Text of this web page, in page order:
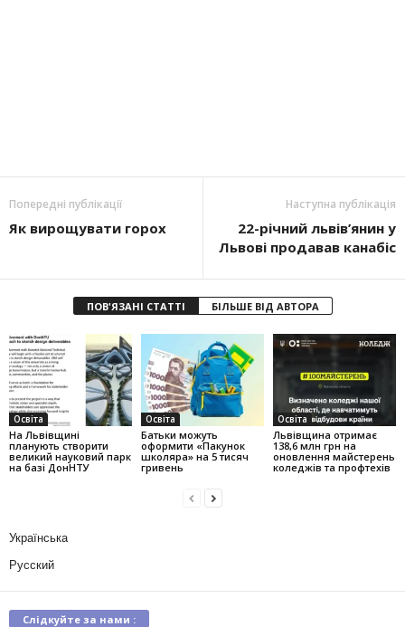
Попередні публікації
Як вирощувати горох
Наступна публікація
22-річний львів’янин у
Львові продавав канабіс
ПОВ'ЯЗАНІ СТАТТІ БІЛЬШЕ ВІД АВТОРА
Освіта
На Львівщині
планують створити
великий науковий парк
на базі ДонНТУ
Освіта
Батьки можуть
оформити «Пакунок
школяра» на 5 тисяч
гривень
Освіта
Львівщина отримає
138,6 млн грн на
оновлення майстерень
коледжів та профтехів
Українська
Русский
Слідкуйте за нами :